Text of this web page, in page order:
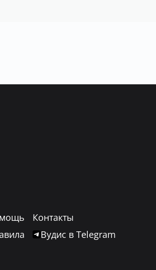
Контакты
Вудис в Telegram